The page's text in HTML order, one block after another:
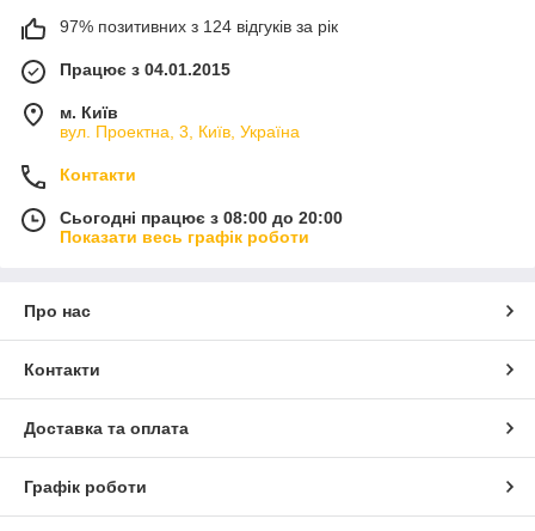
97% позитивних з 124 відгуків за рік
Працює з 04.01.2015
м. Київ
вул. Проектна, 3, Київ, Україна
Контакти
Сьогодні працює з 08:00 до 20:00
Показати весь графік роботи
Про нас
Контакти
Доставка та оплата
Графік роботи